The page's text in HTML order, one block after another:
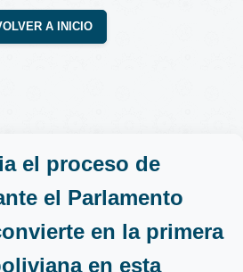
A INICIO
el proceso de
el Parlamento
en la primera
en esta